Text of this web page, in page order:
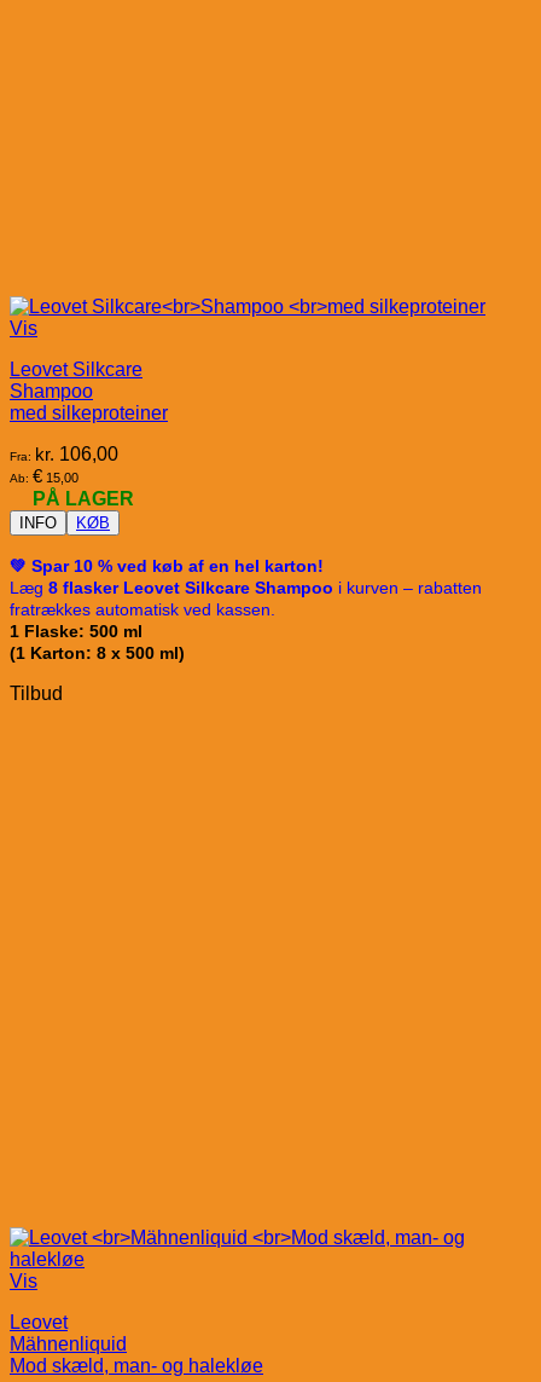
Vis
Leovet Silkcare
Shampoo
med silkeproteiner
Fra: kr. 106,00
Ab: € 15,00
PÅ LAGER
INFO KØB
💚 Spar 10 % ved køb af en hel karton!
Læg 8 flasker Leovet Silkcare Shampoo i kurven – rabatten
fratrækkes automatisk ved kassen.
1 Flaske: 500 ml
(1 Karton: 8 x 500 ml)
Tilbud
Vis
Leovet
Mähnenliquid
Mod skæld, man- og halekløe